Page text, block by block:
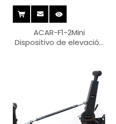
ACAR-F1-2Mini
Dispositivo de elevación